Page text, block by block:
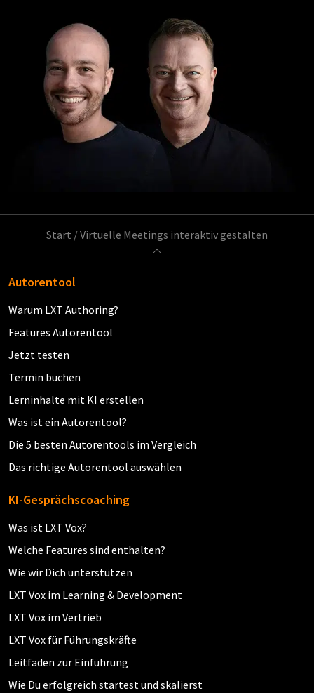
Start /Virtuelle Meetings interaktiv gestalten
Autorentool
Warum LXT Authoring?
Features Autorentool
Jetzt testen
Termin buchen
Lerninhalte mit KI erstellen
Was ist ein Autorentool?
Die 5 besten Autorentools im Vergleich
Das richtige Autorentool auswählen
KI-Gesprächscoaching
Was ist LXT Vox?
Welche Features sind enthalten?
Wie wir Dich unterstützen
LXT Vox im Learning & Development
LXT Vox im Vertrieb
LXT Vox für Führungskräfte
Leitfaden zur Einführung
Wie Du erfolgreich startest und skalierst